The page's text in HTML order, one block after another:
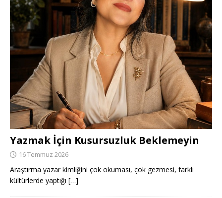
Yazmak İçin Kusursuzluk Beklemeyin
16 Temmuz 2026
Araştırma yazar kimliğini çok okuması, çok gezmesi, farklı
kültürlerde yaptığı […]